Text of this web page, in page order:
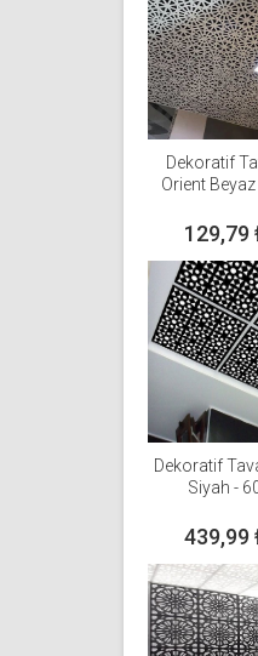
Dekoratif
Orient
129,79
Dekoratif
Siyah -
439,99